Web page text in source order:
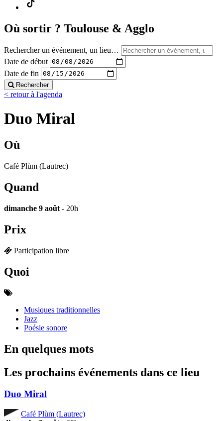
Où sortir ? Toulouse & Agglo
Rechercher un événement, un lieu…
Date de début
Date de fin
Rechercher
< retour à l'agenda
Duo Miral
Où
Café Plùm (Lautrec)
Quand
dimanche 9 août - 20h
Prix
Participation libre
Quoi
Musiques traditionnelles
Jazz
Poésie sonore
En quelques mots
Les prochains événements dans ce lieu
Duo Miral
Café Plùm (Lautrec)